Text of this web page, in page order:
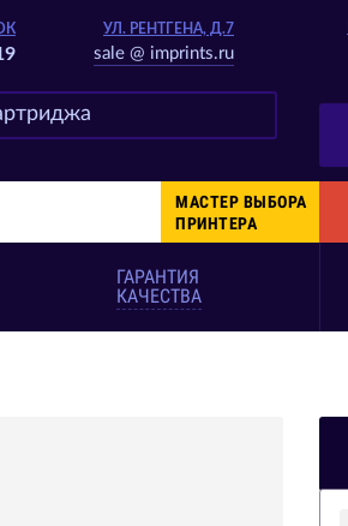
УЛ. РЕНТГЕНА, Д.7
sale @ imprints.ru
МАСТЕР ВЫБОРА
ПРИНТЕРА
ГАРАНТИЯ
КАЧЕСТВА